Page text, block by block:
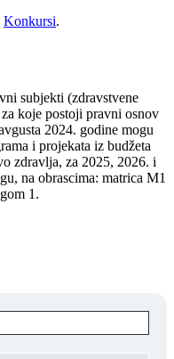
Konkursi.
subjekti (zdravstvene
koje postoji pravni osnov
2024. godine mogu
i projekata iz budžeta
zdravlja, za 2025, 2026. i
na obrascima: matrica M1
1.